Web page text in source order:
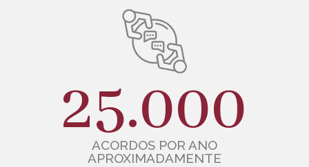
25.000
ACORDOS POR ANO
APROXIMADAMENTE